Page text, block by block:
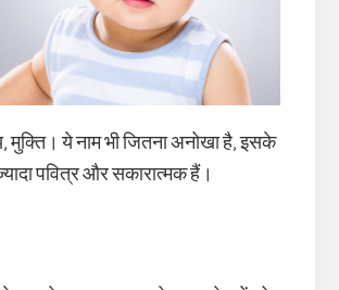
मुक्ति। ये नाम भी जितना अनोखा है, इसके
पवित्र और सकारात्मक हैं।